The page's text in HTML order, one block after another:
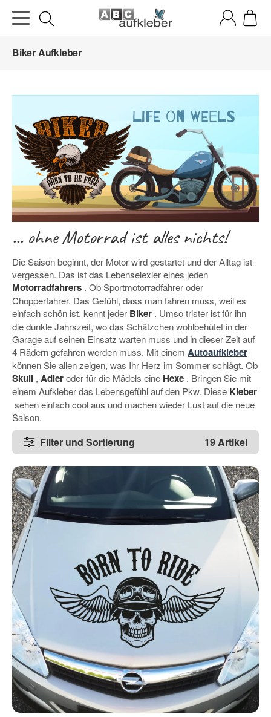
Biker Aufkleber
... ohne Motorrad ist alles nichts!
Die Saison beginnt, der Motor wird gestartet und der Alltag ist
vergessen. Das ist das Lebenselexier eines jeden
Motorradfahrers . Ob Sportmotorradfahrer oder
Chopperfahrer. Das Gefühl, dass man fahren muss, weil es
einfach schön ist, kennt jeder Biker . Umso trister ist für ihn
die dunkle Jahrszeit, wo das Schätzchen wohlbehütet in der
Garage auf seinen Einsatz warten muss und in dieser Zeit auf
4 Rädern gefahren werden muss. Mit einem Autoaufkleber
können Sie allen zeigen, was Ihr Herz im Sommer schlägt. Ob
Skull , Adleroder für die Mädels eine Hexe . Bringen Sie mit
einem Aufkleber das Lebensgefühl auf den Pkw. Diese Kleber
sehen einfach cool aus und machen wieder Lust auf die neue
Saison.
Filter und Sortierung 19 Artikel